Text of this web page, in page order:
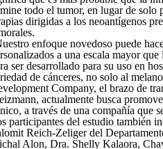
todo el tumor, en lugar de solo
dirigidas a los neoantígenos
enfoque novedoso puede
a una escala mayor
ser desarrollado para su uso en
de cánceres, no solo al
Company, el brazo de
actualmente busca
a través de una compañía que
participantes del estudio también
Reich-Zeliger del
Alon, Dra. Shelly Kalaora,